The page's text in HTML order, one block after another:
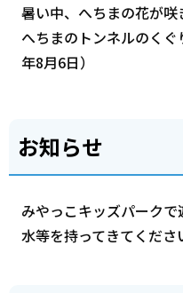
暑い中、へちまの花が咲
へちまのトンネルのく
年8月6日）
お知らせ
みやっこキッズパーク
水等を持ってきてくださ